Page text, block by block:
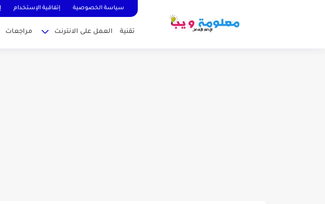
سياسة الخصوصية إتفاقية الإستخدام
تقنية العمل على الانترنت مراجعات